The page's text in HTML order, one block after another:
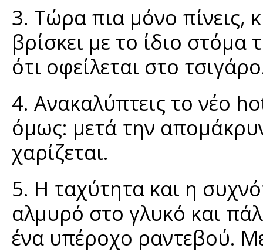
3. Τώρα πια μόνο πίνεις,
βρίσκει με το ίδιο στόμα
ότι οφείλεται στο
4. Ανακαλύπτεις το νέο
όμως: μετά την
χαρίζεται.
5. Η ταχύτητα και η
αλμυρό στο γλυκό και
ένα υπέροχο ραντεβού.